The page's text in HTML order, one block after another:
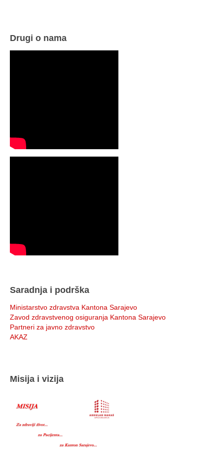
Drugi o nama
Saradnja i podrška
Ministarstvo zdravstva Kantona Sarajevo
Zavod zdravstvenog osiguranja Kantona Sarajevo
Partneri za javno zdravstvo
AKAZ
Misija i vizija